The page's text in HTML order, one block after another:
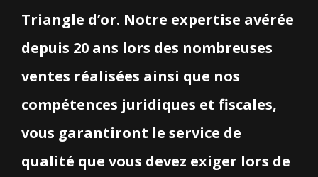
Triangle d’or. Notre expertise avérée
depuis 20 ans lors des nombreuses
ventes réalisées ainsi que nos
compétences juridiques et fiscales,
vous garantiront le service de
qualité que vous devez exiger lors de